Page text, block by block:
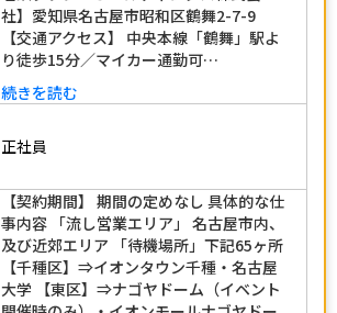
社】愛知県名古屋市昭和区鶴舞2-7-9
【交通アクセス】 中央本線「鶴舞」駅よ
り徒歩15分／マイカー通勤可…
続きを読む
正社員
【契約期間】 期間の定めなし 具体的な仕
事内容 「流し営業エリア」 名古屋市内、
及び近郊エリア 「待機場所」下記65ヶ所
【千種区】⇒イオンタウン千種・名古屋
大学 【東区】⇒ナゴヤドーム（イベント